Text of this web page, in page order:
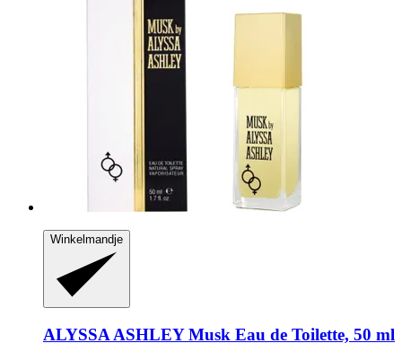
Winkelmandje
ALYSSA ASHLEYMusk Eau de Toilette, 50 ml